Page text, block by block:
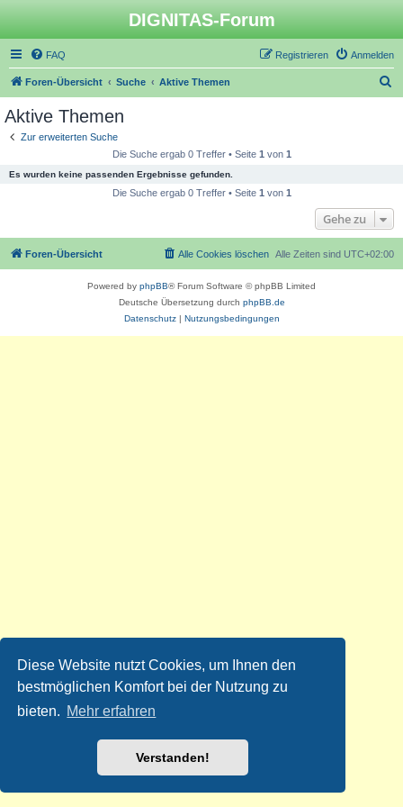
Diese Website nutzt Cookies, um Ihnen den
bestmöglichen Komfort bei der Nutzung zu
bieten. Mehr erfahren
Verstanden!
DIGNITAS-Forum
FAQ Anmelden
Registrieren
Foren-Übersicht Suche Aktive Themen
Aktive Themen
Zur erweiterten Suche
Die Suche ergab 0 Treffer • Seite 1 von 1
Es wurden keine passenden Ergebnisse gefunden.
Die Suche ergab 0 Treffer • Seite 1 von 1
Gehe zu
Foren-Übersicht Alle Zeiten sind UTC+02:00
Alle Cookies löschen
Powered by phpBB® Forum Software © phpBB Limited
Deutsche Übersetzung durch phpBB.de
Datenschutz| Nutzungsbedingungen